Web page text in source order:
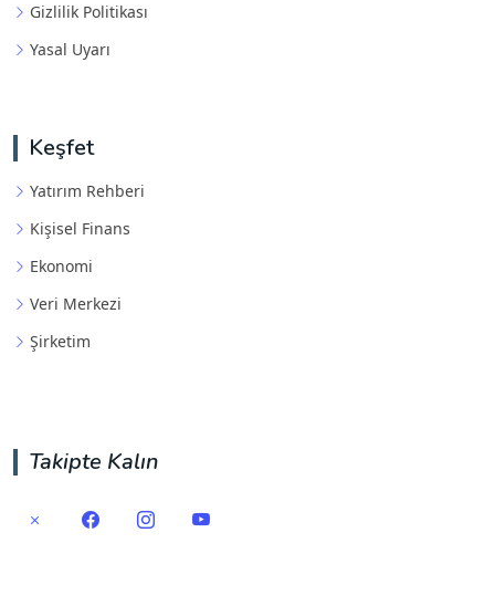
Gizlilik Politikası
Yasal Uyarı
Keşfet
Yatırım Rehberi
Kişisel Finans
Ekonomi
Veri Merkezi
Şirketim
Takipte Kalın